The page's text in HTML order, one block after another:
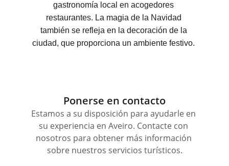
gastronomía local en acogedores
restaurantes. La magia de la Navidad
también se refleja en la decoración de la
ciudad, que proporciona un ambiente festivo.
Ponerse en contacto
Estamos a su disposición para ayudarle en
su experiencia en Aveiro. Contacte con
nosotros para obtener más información
sobre nuestros servicios turísticos.